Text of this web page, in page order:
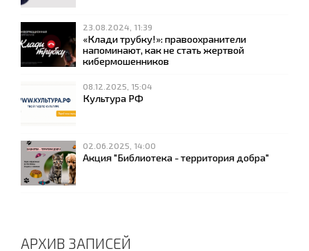
23.08.2024, 11:39
«Клади трубку!»: правоохранители
напоминают, как не стать жертвой
кибермошенников
08.12.2025, 15:04
Культура РФ
02.06.2025, 14:00
Акция "Библиотека - территория добра"
АРХИВ ЗАПИСЕЙ